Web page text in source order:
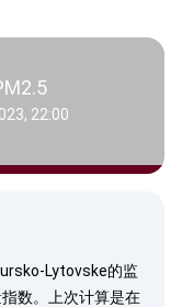
22:00
Lytovske的监
数。上次计算是在